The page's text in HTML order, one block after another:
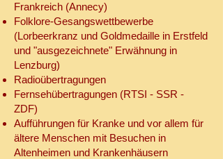
Frankreich (Annecy)
Folklore-Gesangswettbewerbe
(Lorbeerkranz und Goldmedaille in Erstfeld
und "ausgezeichnete" Erwähnung in
Lenzburg)
Radioübertragungen
Fernsehübertragungen (RTSI - SSR -
ZDF)
Aufführungen für Kranke und vor allem für
ältere Menschen mit Besuchen in
Altenheimen und Krankenhäusern